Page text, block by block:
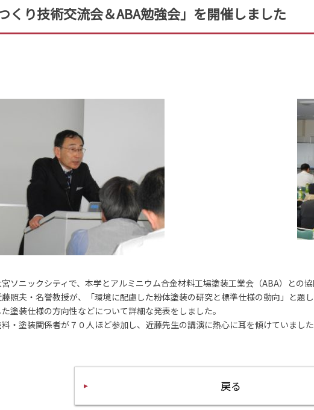
くり技術交流会＆ABA勉強会」を開催しました
ソニックシティで、本学とアルミニウム合金材料工場塗装工業会（ABA）との
照夫・名誉教授が、「環境に配慮した粉体塗装の研究と標準仕様の動向」と題
塗装仕様の方向性などについて詳細な発表をしました。
・塗装関係者が７０人ほど参加し、近藤先生の講演に熱心に耳を傾けていました
戻る